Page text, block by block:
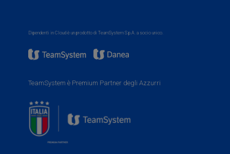
Dipendenti in Cloud è un prodotto di TeamSystem S.p.A. a socio unico.
TeamSystem è Premium Partner degli Azzurri